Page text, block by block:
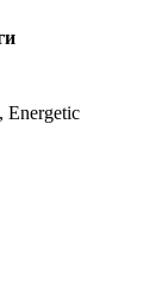
Energetic